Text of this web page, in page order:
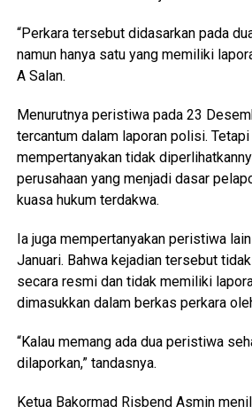
“Perkara tersebut didasarkan pada
namun hanya satu yang memiliki
A Salan.
Menurutnya peristiwa pada 23
tercantum dalam laporan polisi.
mempertanyakan tidak
perusahaan yang menjadi dasar
kuasa hukum terdakwa.
Ia juga mempertanyakan peristiwa
Januari. Bahwa kejadian tersebut
secara resmi dan tidak memiliki
dimasukkan dalam berkas perkara
“Kalau memang ada dua peristiwa
dilaporkan,” tandasnya.
Ketua Bakormad Risbend Asmin